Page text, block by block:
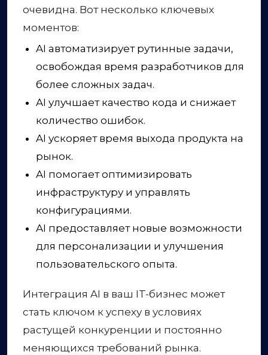
очевидна. Вот несколько ключевых
моментов:
AI автоматизирует рутинные задачи,
освобождая время разработчиков для
более сложных задач.
AI улучшает качество кода и снижает
количество ошибок.
AI ускоряет время выхода продукта на
рынок.
AI помогает оптимизировать
инфраструктуру и управлять
конфигурациями.
AI предоставляет новые возможности
для персонализации и улучшения
пользовательского опыта.
Интеграция AI в ваш IT-бизнес может
стать ключом к успеху в условиях
растущей конкуренции и постоянно
меняющихся требований рынка.